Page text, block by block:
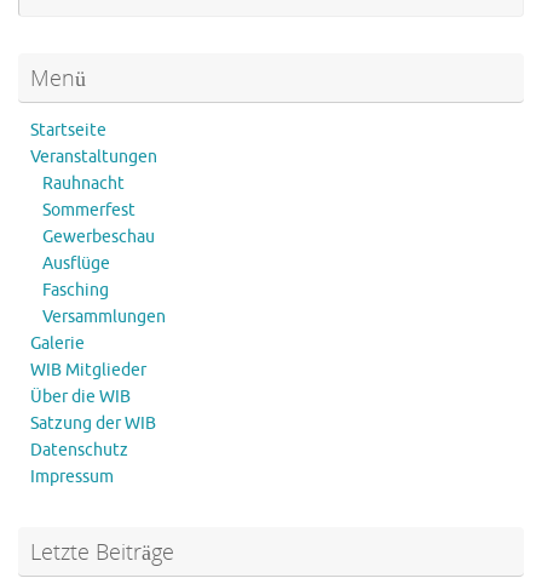
Menü
Startseite
Veranstaltungen
Rauhnacht
Sommerfest
Gewerbeschau
Ausflüge
Fasching
Versammlungen
Galerie
WIB Mitglieder
Über die WIB
Satzung der WIB
Datenschutz
Impressum
Letzte Beiträge